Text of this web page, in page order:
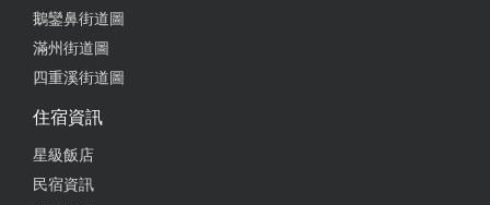
鵝鑾鼻街道圖
滿州街道圖
四重溪街道圖
住宿資訊
星級飯店
民宿資訊